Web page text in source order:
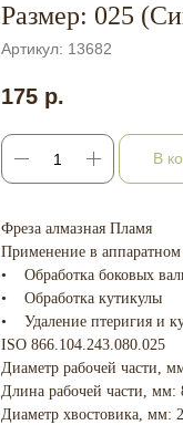
Размер: 025
Артикул: 13682
175 р.
В
Фреза алмазная Пламя
Применение в
• Обработка боковых
• Обработка кутикулы
• Удаление птеригия и
ISO 866.104.243.080.025
Диаметр рабочей части,
Длина рабочей части, мм:
Диаметр хвостовика, мм: